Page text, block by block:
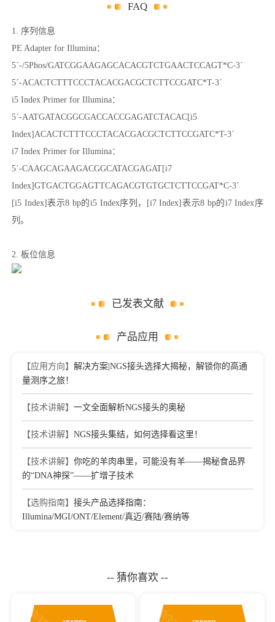
FAQ
1. 序列信息
PE Adapter for Illumina：
5´-/5Phos/GATCGGAAGAGCACACGTCTGAACTCCAGT*C-3´
5´-ACACTCTTTCCCTACACGACGCTCTTCCGATC*T-3´
i5 Index Primer for Illumina：
5´-AATGATACGGCGACCACCGAGATCTACAC[i5
Index]ACACTCTTTCCCTACACGACGCTCTTCCGATC*T-3´
i7 Index Primer for Illumina：
5´-CAAGCAGAAGACGGCATACGAGAT[i7
Index]GTGACTGGAGTTCAGACGTGTGCTCTTCCGAT*C-3´
[i5 Index]表示8 bp的i5 Index序列，[i7 Index]表示8 bp的i7 Index序
列。
2. 板位信息
已发表文献
产品应用
【应用方向】 解决方案|NGS接头选择大揭秘，解锁你的高通
量测序之旅！
【技术讲解】 一文全面解析NGS接头的奥秘
【技术讲解】 NGS接头集结，如何选择看这里！
【技术讲解】 你吃的羊肉串里，可能没有羊——揭秘食品界
的“DNA神探”——扩增子技术
【选购指南】 接头产品选择指南：
Illumina/MGI/ONT/Element/真迈/赛陆/赛纳等
-- 猜你喜欢 --